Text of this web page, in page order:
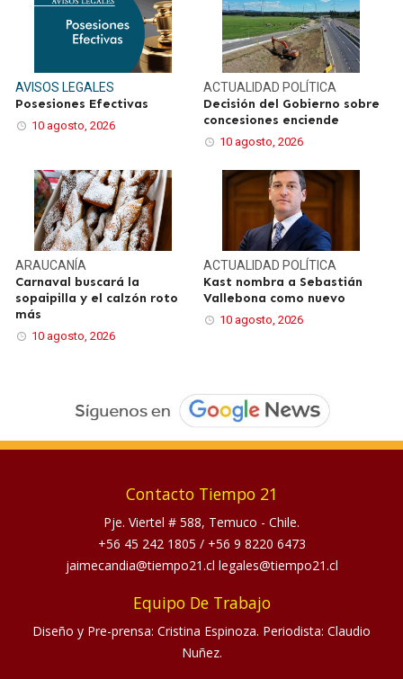
AVISOS LEGALES
Posesiones Efectivas
10 agosto, 2026
ACTUALIDAD POLÍTICA
Decisión del Gobierno sobre
concesiones enciende
10 agosto, 2026
ARAUCANÍA
Carnaval buscará la
sopaipilla y el calzón roto
más
10 agosto, 2026
ACTUALIDAD POLÍTICA
Kast nombra a Sebastián
Vallebona como nuevo
10 agosto, 2026
Contacto Tiempo 21
Pje. Viertel # 588, Temuco - Chile.
+56 45 242 1805 / +56 9 8220 6473
jaimecandia@tiempo21.cl legales@tiempo21.cl
Equipo De Trabajo
Diseño y Pre-prensa: Cristina Espinoza. Periodista: Claudio
Nuñez.